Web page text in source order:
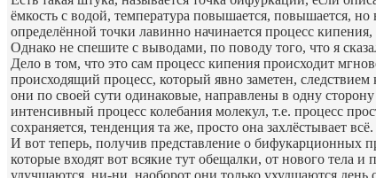
ёмкость с водой, температура повышается, повышается,
определённой точки лавинно начинается процесс
Однако не спешите с выводами, по поводу того, что я
Дело в том, что это сам процесс кипения происходит
происходящий процесс, который явно заметен,
они по своей сути одинаковые, направлены в одну
интенсивный процесс колебания молекул, т.е. процесс
сохраняется, тенденция та же, просто она захлёстывает всё.
И вот теперь, получив представление о бифукарционных
которые входят вот всякие тут обещалки, от нового тела
улучшаются, ни-ни, наоборот они только ухудшаются